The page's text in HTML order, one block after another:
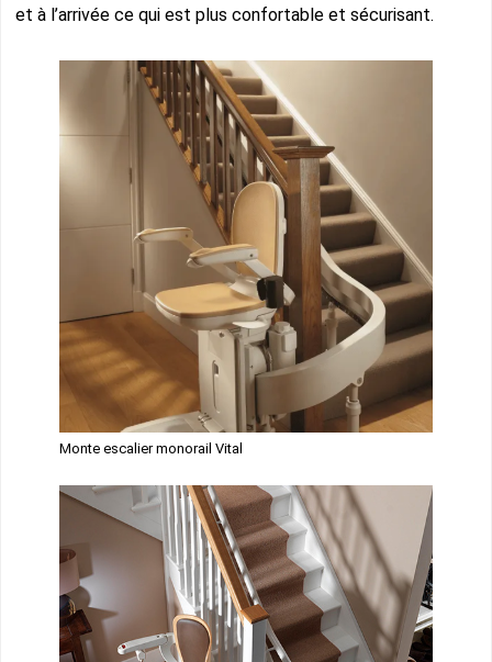
et à l’arrivée ce qui est plus confortable et sécurisant.
Monte escalier monorail Vital